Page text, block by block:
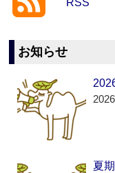
RSS
お知らせ
夏